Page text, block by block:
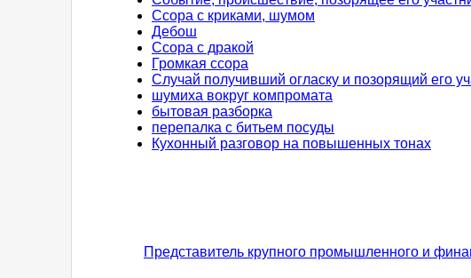
Ссора с криками, шумом
Дебош
Ссора с дракой
Громкая ссора
Случай получивший огласку и позорящий его
шумиха вокруг компромата
бытовая разборка
перепалка с битьем посуды
Кухонный разговор на повышенных тонах
Представитель крупного промышленного и